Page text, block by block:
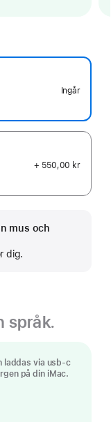
Ingår
+ 550,00 kr
mus och
dig.
språk.
laddas via usb-c
på din iMac.